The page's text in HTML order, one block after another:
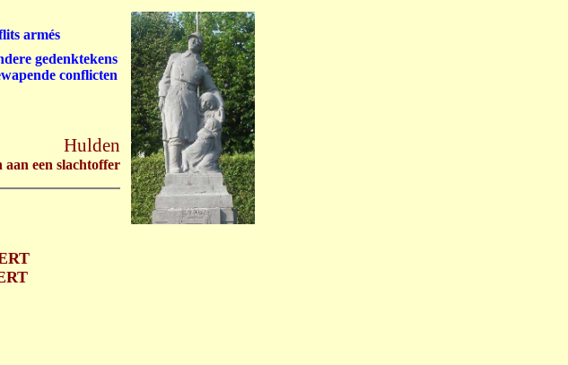
Hulden
aan een slachtoffer
armés
gedenktekens
conflicten